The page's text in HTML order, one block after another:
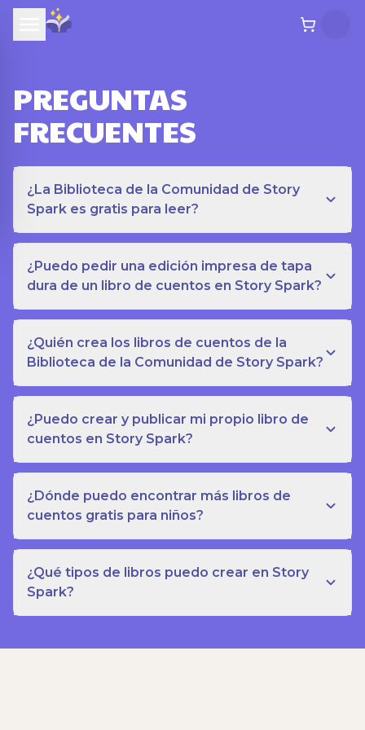
PREGUNTAS
FRECUENTES
¿La Biblioteca de la Comunidad de Story
Spark es gratis para leer?
¿Puedo pedir una edición impresa de tapa
dura de un libro de cuentos en Story Spark?
¿Quién crea los libros de cuentos de la
Biblioteca de la Comunidad de Story Spark?
¿Puedo crear y publicar mi propio libro de
cuentos en Story Spark?
¿Dónde puedo encontrar más libros de
cuentos gratis para niños?
¿Qué tipos de libros puedo crear en Story
Spark?